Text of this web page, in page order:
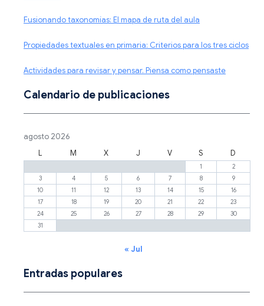
Fusionando taxonomías: El mapa de ruta del aula
Propiedades textuales en primaria: Criterios para los tres ciclos
Actividades para revisar y pensar. Piensa como pensaste
Calendario de publicaciones
agosto 2026
L
M X J V S D
1
2
3
4 5 6 7 8
9
10
11 12 13 14 15
16
17
18 19 20 21 22
23
24
25 26 27 28 29
30
31
« Jul
Entradas populares